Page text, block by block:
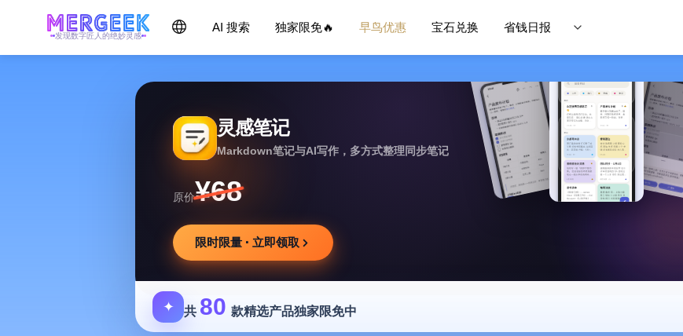
发现数字匠人的绝妙灵感
AI 搜索 独家限免🔥 早鸟优惠 宝石兑换 省钱日报
灵感笔记
Markdown笔记与AI写作，多方式整理同步笔记
原价¥68
限时限量 · 立即领取
✦ 共 80 款精选产品独家限免中